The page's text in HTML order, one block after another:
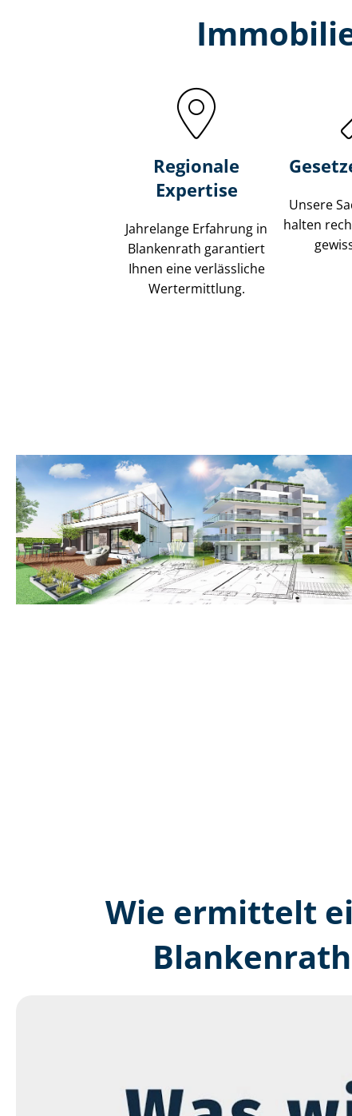
Regionale
Expertise
Jahrelange Erfahrung in
Blankenrath garantiert
Ihnen eine verlässliche
Wertermittlung.
Unsere
halten
Wie ermittelt